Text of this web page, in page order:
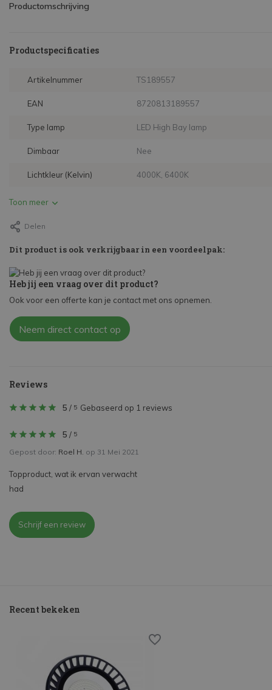
Productomschrijving
Productspecificaties
Artikelnummer TS189557
EAN 8720813189557
Type lamp LED High Bay lamp
Dimbaar Nee
Lichtkleur (Kelvin) 4000K, 6400K
Toon meer
Delen
Dit product is ook verkrijgbaar in een voordeelpak:
Heb jij een vraag over dit product?
Ook voor een offerte kan je contact met ons opnemen.
Neem direct contact op
Reviews
5 / 5 Gebaseerd op 1 reviews
5 / 5
Gepost door: Roel H. op 31 Mei 2021
Topproduct, wat ik ervan verwacht
had
Schrijf een review
Recent bekeken